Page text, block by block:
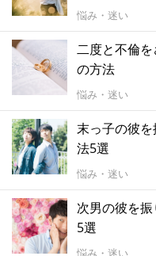
悩み・迷い
二度と不倫
の方法
悩み・迷い
末っ子の彼
法5選
悩み・迷い
次男の彼を
5選
悩み・迷い